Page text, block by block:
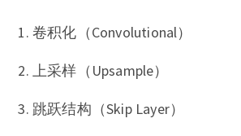
卷积化（Convolutional）
上采样（Upsample）
跳跃结构（Skip Layer）